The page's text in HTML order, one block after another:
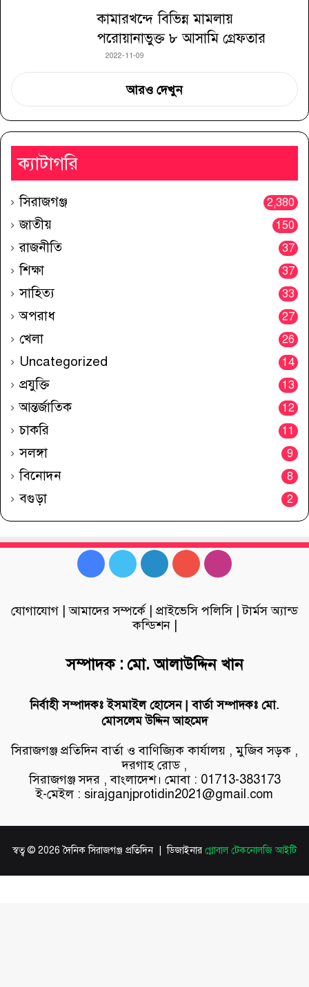
কামারখন্দে বিভিন্ন মামলায়
পরোয়ানাভুক্ত ৮ আসামি গ্রেফতার
2022-11-09
আরও দেখুন
ক্যাটাগরি
সিরাজগঞ্জ 2,380
জাতীয় 150
রাজনীতি 37
শিক্ষা 37
সাহিত্য 33
অপরাধ 27
খেলা 26
Uncategorized 14
প্রযুক্তি 13
আন্তর্জাতিক 12
চাকরি 11
সলঙ্গা 9
বিনোদন 8
বগুড়া 2
FacebookTwitterLinkedInYouTubeInstagram
যোগাযোগ |আমাদের সম্পর্কে প্রাইভেসি পলিসি|টার্মস অ্যান্ড
কন্ডিশন|
সম্পাদক : মো. আলাউদ্দিন খান
নির্বাহী সম্পাদকঃ ইসমাইল হোসেন | বার্তা সম্পাদকঃ মো.
মোসলেম উদ্দিন আহমেদ
সিরাজগঞ্জ প্রতিদিন বার্তা ও বাণিজ্যিক কার্যালয় , মুজিব সড়ক ,
দরগাহ রোড ,
সিরাজগঞ্জ সদর , বাংলাদেশ। মোবা : 01713-383173
ই-মেইল : sirajganjprotidin2021@gmail.com
স্বত্ব © 2026 দৈনিক সিরাজগঞ্জ প্রতিদিন | ডিজাইনার গ্লোবাল টেকনোলজি আইটি